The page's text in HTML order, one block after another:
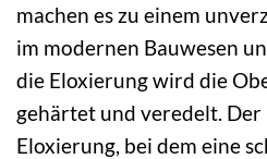
machen es zu einem
im modernen Bauwesen
die Eloxierung wird die
gehärtet und veredelt. Der
Eloxierung, bei dem eine